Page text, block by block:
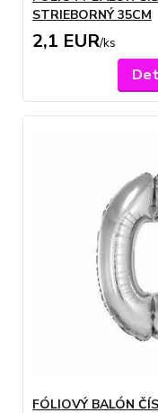
STRIEBORNÝ 35CM
2,1 EUR/ks
FÓLIOVÝ BALÓN